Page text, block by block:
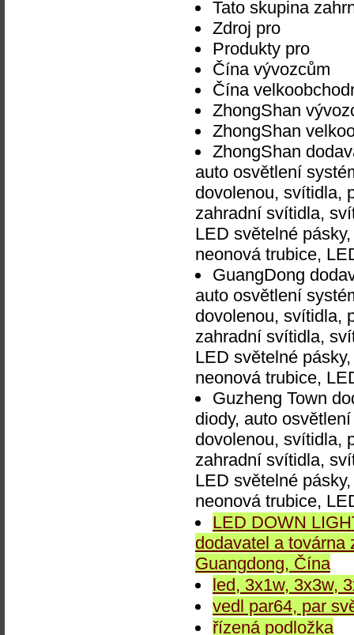
Tato skupina
Zdroj pro
Produkty pro
Čína vývozcům
Čína
ZhongShan
ZhongShan
ZhongShan
auto osvětlení
dovolenou, svítidla,
zahradní svítidla,
LED světelné
neonová trubice,
GuangDong
auto osvětlení
dovolenou, svítidla,
zahradní svítidla,
LED světelné
neonová trubice,
Guzheng Town
diody, auto
dovolenou, svítidla,
zahradní svítidla,
LED světelné
neonová trubice,
LED DOWN
dodavatel a továrna
Guangdong, Čína
led, 3x1w, 3x3w,
vedl par64, par
řízená podložka